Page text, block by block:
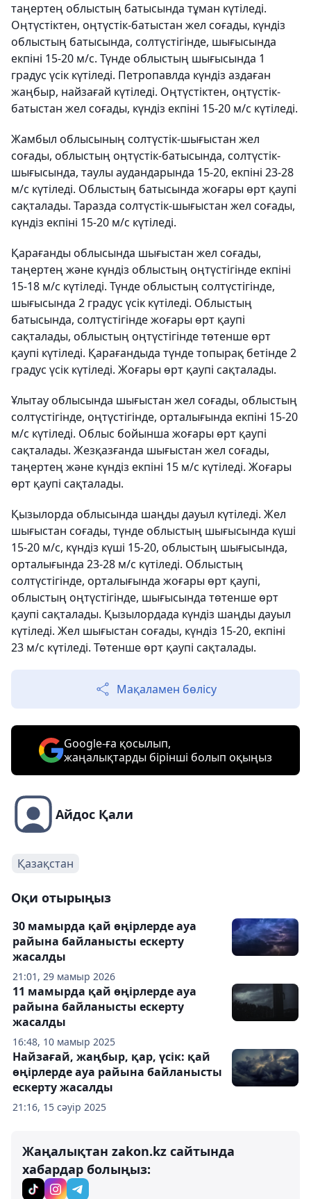
таңертең облыстың батысында тұман күтіледі.
Оңтүстіктен, оңтүстік-батыстан жел соғады, күндіз
облыстың батысында, солтүстігінде, шығысында
екпіні 15-20 м/с. Түнде облыстың шығысында 1
градус үсік күтіледі. Петропавлда күндіз аздаған
жаңбыр, найзағай күтіледі. Оңтүстіктен, оңтүстік-
батыстан жел соғады, күндіз екпіні 15-20 м/с күтіледі.
Жамбыл облысының солтүстік-шығыстан жел
соғады, облыстың оңтүстік-батысында, солтүстік-
шығысында, таулы аудандарында 15-20, екпіні 23-28
м/с күтіледі. Облыстың батысында жоғары өрт қаупі
сақталады. Таразда солтүстік-шығыстан жел соғады,
күндіз екпіні 15-20 м/с күтіледі.
Қарағанды облысында шығыстан жел соғады,
таңертең және күндіз облыстың оңтүстігінде екпіні
15-18 м/с күтіледі. Түнде облыстың солтүстігінде,
шығысында 2 градус үсік күтіледі. Облыстың
батысында, солтүстігінде жоғары өрт қаупі
сақталады, облыстың оңтүстігінде төтенше өрт
қаупі күтіледі. Қарағандыда түнде топырақ бетінде 2
градус үсік күтіледі. Жоғары өрт қаупі сақталады.
Ұлытау облысында шығыстан жел соғады, облыстың
солтүстігінде, оңтүстігінде, орталығында екпіні 15-20
м/с күтіледі. Облыс бойынша жоғары өрт қаупі
сақталады. Жезқазғанда шығыстан жел соғады,
таңертең және күндіз екпіні 15 м/с күтіледі. Жоғары
өрт қаупі сақталады.
Қызылорда облысында шаңды дауыл күтіледі. Жел
шығыстан соғады, түнде облыстың шығысында күші
15-20 м/с, күндіз күші 15-20, облыстың шығысында,
орталығында 23-28 м/с күтіледі. Облыстың
солтүстігінде, орталығында жоғары өрт қаупі,
облыстың оңтүстігінде, шығысында төтенше өрт
қаупі сақталады. Қызылордада күндіз шаңды дауыл
күтіледі. Жел шығыстан соғады, күндіз 15-20, екпіні
23 м/с күтіледі. Төтенше өрт қаупі сақталады.
Мақаламен бөлісу
Google-ға қосылып,
жаңалықтарды бірінші болып оқыңыз
Айдос Қали
Қазақстан
Оқи отырыңыз
21:01, 29 мамыр 2026
30 мамырда қай өңірлерде ауа
райына байланысты ескерту
жасалды
16:48, 10 мамыр 2025
11 мамырда қай өңірлерде ауа
райына байланысты ескерту
жасалды
21:16, 15 сәуір 2025
Найзағай, жаңбыр, қар, үсік: қай
өңірлерде ауа райына байланысты
ескерту жасалды
Жаңалықтан zakon.kz сайтында
хабардар болыңыз: